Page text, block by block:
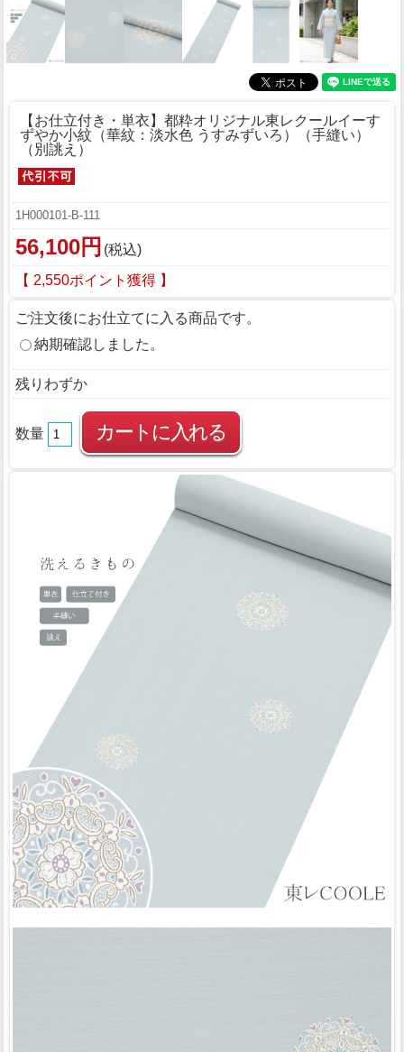
【お仕立付き・単衣】都粋オリジナル東レクールイーす
ずやか小紋（華紋：淡水色 うすみずいろ）（手縫い）
（別誂え）
1H000101-B-111
56,100円 (税込)
【 2,550ポイント獲得 】
ご注文後にお仕立てに入る商品です。
納期確認しました。
残りわずか
数量